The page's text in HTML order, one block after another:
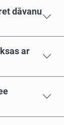
dāvanu
ar